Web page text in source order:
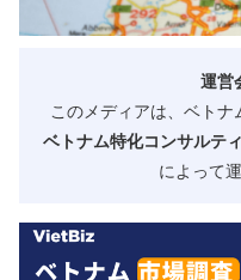
運営
このメディアは、ベト
ベトナム特化コンサルテ
によって